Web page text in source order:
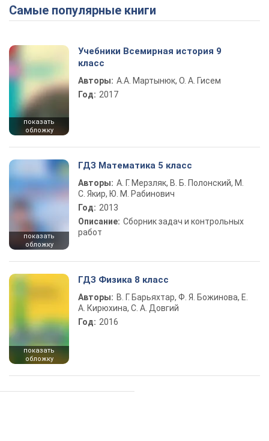
Play Video
Самые популярные книги
показать
обложку
Учебники Всемирная история 9
класс
Авторы: А.А. Мартынюк, О. А. Гисем
Год: 2017
показать
обложку
ГДЗ Математика 5 класс
Авторы: А. Г. Мерзляк, В. Б. Полонский, М.
С. Якир, Ю. М. Рабинович
Год: 2013
Описание: Сборник задач и контрольных
работ
показать
обложку
ГДЗ Физика 8 класс
Авторы: В. Г. Барьяхтар, Ф. Я. Божинова, Е.
А. Кирюхина, С. А. Довгий
Год: 2016